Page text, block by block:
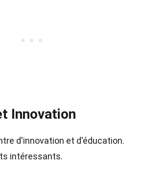
Innovation
d'innovation et d'éducation.
intéressants.